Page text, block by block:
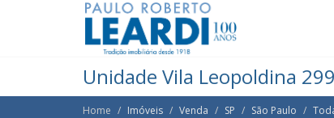
Unidade Vila Leopoldina 299
Home Imóveis Venda SP São Paulo